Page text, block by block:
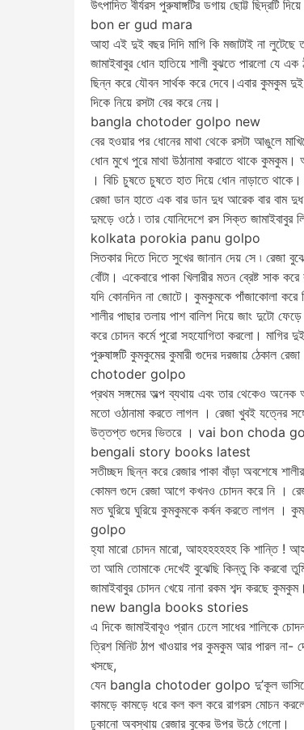
উৎপাদিত বীর্যরস পুরুষাঙ্গটির ডগায় ছোট্ট
bon er gud mara
আহা এই দুই বছর দিদি মাগি কি মজাটাই না
জামাইবাবুর ধোন হাতিয়ে শালী বুঝতে পারলো যে
ছিন্ন করে যৌবন সার্থক করে দেবে।এবার কুমকুম
দিকে নিয়ে রসটা বের করে নেয়।
bangla chotoder golpo new
বের হওয়ার পর ধোনের মাথা থেকে রসটা আঙুলে
ধোন মুখে পুরে মাথা উঠানামা করাতে থাকে
। বিচি চুষতে চুষতে হাত দিয়ে ধোন নাড়াতে
রেজা ডান হাতে এক বার ডান দুধ আরেক বার বাম
দুমড়ে ওঠে ৷ তার যোনিদেশে রস সিক্ত জামাইবাবুর
kolkata porokia panu golpo
সিতকার দিতে দিতে সুখের জানান দেয় সে ৷ রেজা
বোঁটা। একেবারে পাকা খিলারীর মতন ব্রেষ্ট সাক
যদি কোনদিন না জোটে। কুমকুমকে পাঁজাকোলা করে
শালীর পাছার তলায় পাশ বালিশ দিয়ে জাং দুটো
করে চোদন কর্মে পুরো সহযোগিতা করলো। মাগির
পুরুষাঙ্গটি কুমকুমের কুমারী গুদের দরজায় ঠেকাল
chotoder golpo
প্রথম সঙ্গমের অল্প ব্যথায় এবং তার থেকেও
মতো ওঠানামা করতে লাগল । রেজা খুবই যত্নের
উত্তপ্ত গুদের ভিতরে । vai bon choda
bengali story books latest
সতীচ্ছদ ছিন্ন করে রেজার পাকা বাঁড়া অবশেষে
কোমল গুদে রেজা আগে কখনও চোদন করে নি ।
মত ঘুরিয়ে ঘুরিয়ে কুমকুমকে কর্ষন করতে
golpo
হ্যা মারো চোদন মারো, আহহহহহহহ কি শান্তি !
তা আমি তোমাকে দেখেই বুঝেছি কিন্তু কি
জামাইবাবুর চোদন খেয়ে নানা রকম শব্দ করছে কুমকুম।
new bangla books stories
এ দিকে জামাইবাবূও প্রান ঢেলে সাধের শালিকে
ত্রিশ মিনিট ঠাপ খাওয়ার পর কুমকুম আর পারল
খসছে,
যেন bangla chotoder golpo দু’কূল ভাসিয়ে
কামড়ে কামড়ে ধরে কল কল করে রাগরস মোচন
ঢুকানো অবস্থায় রেজার বুকের উপর উঠে গেলো।